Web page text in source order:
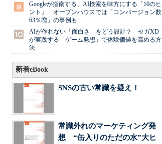
Googleが指南する、AI検索を味方にする「10のヒ
ント」 オープンハウスでは「コンバージョン数
63％増」の事例も
AIが作れない「面白さ」をどう設計？ セガXD
が実践する「ゲーム発想」で体験価値を高める方
法
新着eBook
SNSの古い常識を疑え！
常識外れのマーケティング発
想 “缶入りのただの水”大ヒ